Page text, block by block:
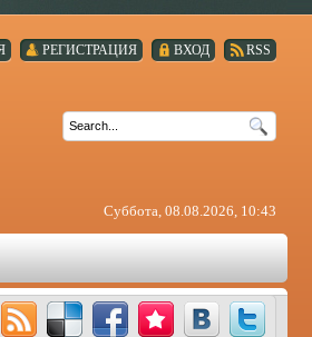
RSS
ВХОД
РЕГИСТРАЦИЯ
Суббота, 08.08.2026, 10:43